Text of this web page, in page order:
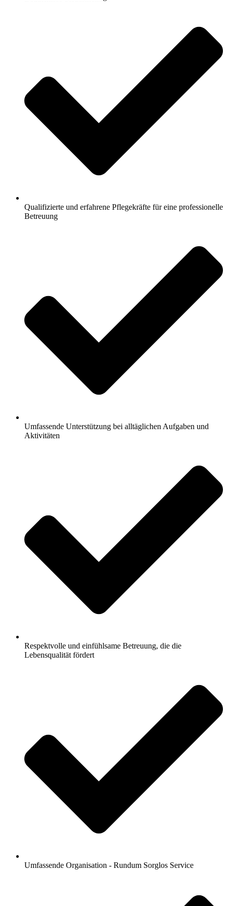
Qualifizierte und erfahrene Pflegekräfte für eine professionelle
Betreuung
Umfassende Unterstützung bei alltäglichen Aufgaben und
Aktivitäten
Respektvolle und einfühlsame Betreuung, die die
Lebensqualität fördert
Umfassende Organisation - Rundum Sorglos Service